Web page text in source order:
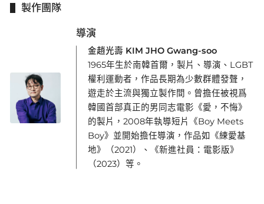
製作團隊
導演
金趙光壽 KIM JHO Gwang-soo
1965年生於南韓首爾，製片、導演、LGBT
權利運動者，作品長期為少數群體發聲，
遊走於主流與獨立製作間。曾擔任被視爲
韓國首部真正的男同志電影《愛，不悔》
的製片，2008年執導短片《Boy Meets
Boy》並開始擔任導演，作品如《練愛基
地》（2021）、《新進社員：電影版》
（2023）等。